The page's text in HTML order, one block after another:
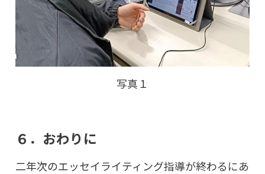
写真１
６．おわりに
二年次のエッセイライティング指導が終わるにあ